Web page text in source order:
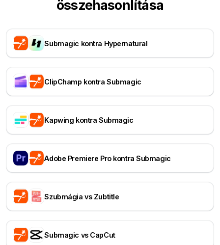
összehasonlítása
Submagic kontra Hypernatural
ClipChamp kontra Submagic
Kapwing kontra Submagic
Adobe Premiere Pro kontra Submagic
Szubmágia vs Zubtitle
Submagic vs CapCut